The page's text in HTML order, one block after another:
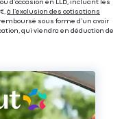
d’occasion en LLD, incluant les
à l’exclusion des cotisations
sous forme d’un avoir
qui viendra en déduction de